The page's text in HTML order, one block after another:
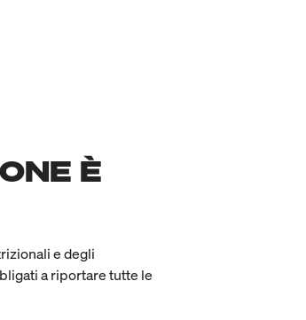
È
e degli
a riportare tutte le